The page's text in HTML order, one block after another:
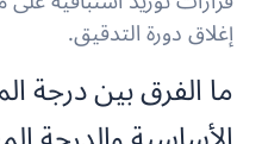
إغلاق دورة التدقيق.
ما الفرق بين درجة